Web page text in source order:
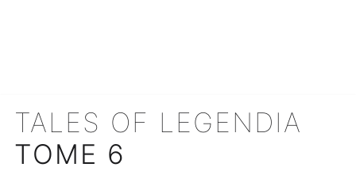
TALES OF LEGENDIA
TOME 6